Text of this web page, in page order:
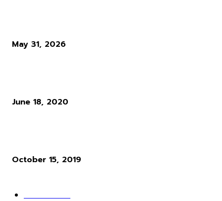
May 31, 2026
June 18, 2020
October 15, 2019
ข่าวเกมส์1162